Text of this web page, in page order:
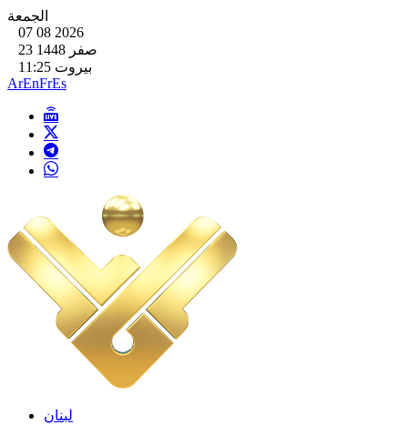
07 08 2026
بيروت 11:25
ArEnFrEs
لبنان